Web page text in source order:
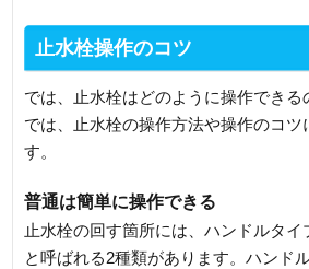
止水栓操作のコツ
では、止水栓はどのように操作できる
では、止水栓の操作方法や操作のコツ
す。
普通は簡単に操作できる
止水栓の回す箇所には、ハンドルタ
と呼ばれる2種類があります。ハンド